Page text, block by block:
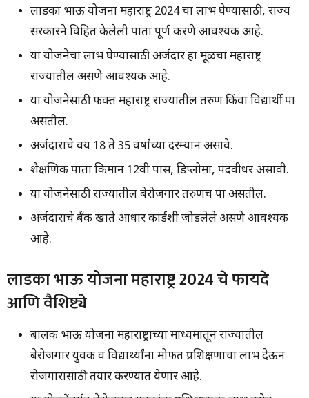
लाडका भाऊ योजना महाराष्ट्र 2024 चा लाभ घेण्यासाठी, राज्य
सरकारने विहित केलेली पात्रता पूर्ण करणे आवश्यक आहे.
या योजनेचा लाभ घेण्यासाठी अर्जदार हा मूळचा महाराष्ट्र
राज्यातील असणे आवश्यक आहे.
या योजनेसाठी फक्त महाराष्ट्र राज्यातील तरुण किंवा विद्यार्थी पात्र
असतील.
अर्जदाराचे वय 18 ते 35 वर्षांच्या दरम्यान असावे.
शैक्षणिक पात्रता किमान 12वी पास, डिप्लोमा, पदवीधर असावी.
या योजनेसाठी राज्यातील बेरोजगार तरुणच पात्र असतील.
अर्जदाराचे बँक खाते आधार कार्डशी जोडलेले असणे आवश्यक
आहे.
लाडका भाऊ योजना महाराष्ट्र 2024 चे फायदे
आणि वैशिष्ट्ये
बालक भाऊ योजना महाराष्ट्राच्या माध्यमातून राज्यातील
बेरोजगार युवक व विद्यार्थ्यांना मोफत प्रशिक्षणाचा लाभ देऊन
रोजगारासाठी तयार करण्यात येणार आहे.